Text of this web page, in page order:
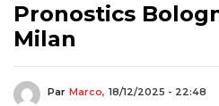
Pronostics
Milan
Par Marco, 18/12/2025 - 22:48